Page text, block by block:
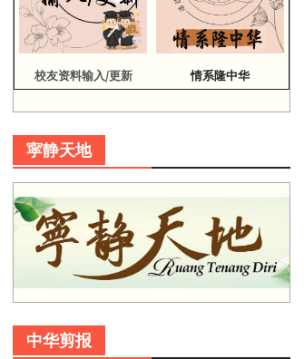
校友资料输入/更新 情系隆中华
寜静天地
中华剪报